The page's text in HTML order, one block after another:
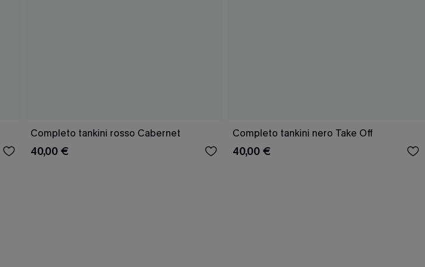
Completo tankini rosso Cabernet
40,00 €
Completo tankini nero Take Off
40,00 €